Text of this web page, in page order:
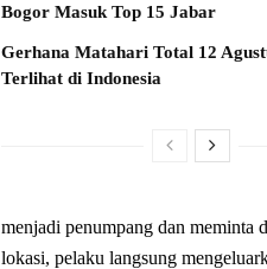
Bogor Masuk Top 15 Jabar
Gerhana Matahari Total 12
Terlihat di Indonesia
menjadi penumpang dan meminta
lokasi, pelaku langsung